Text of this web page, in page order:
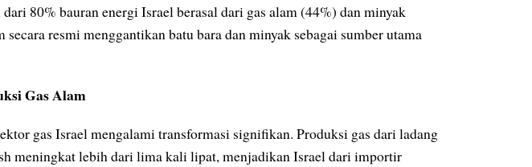
80% bauran energi Israel berasal dari gas alam (44%) dan minyak
secara resmi menggantikan batu bara dan minyak sebagai sumber utama
Gas Alam
gas Israel mengalami transformasi signifikan. Produksi gas dari ladang
meningkat lebih dari lima kali lipat, menjadikan Israel dari importir